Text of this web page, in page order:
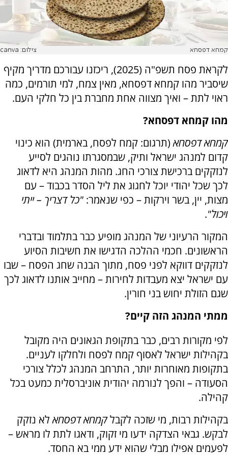
קמחא דפסחא צילום: canva
לקראת פסח תשפ"ה (2025), ריכזנו עבורכם מדריך מקיף
שיסביר מהו קמחא דפסחא, מאין צמח, למי תורמים, כמה
ראוי לתת – ואיך מצווה אחת מחברת בין כל חלקי העם.
מהו קמחא דפסחא?
קמחא דפסחא(תרגום: קמח לפסח, בארמית) הוא כינוי
קדום למנהג ישראל ותיק, שבמסגרתו נוהגים לסייע
לנזקקים ברכישת צורכי החג. מהות המנהג היא לדאוג
לכך שכל יהודי יוכל לחגוג את ליל הסדר בכבוד – עם
מצות, יין, בשר וירקות – כפי שנאמר: "כל דצריך – ייתי
ויכול".
המקור הרעיוני של המנהג מופיע כבר בתלמוד ובדברי
הראשונים. חכמי ההלכה הדגישו את חשיבות הסיוע
לנזקקים דווקא לפני פסח, מתוך הבנה שחג הפסח – שבו
עם ישראל יצא מעבדות לחירות – מחייב אותנו לדאוג לכך
שגם הזולת יחוש בני חורין.
ממתי המנהג הזה קיים?
לפי מקורות רבים, כבר בתקופת הגאונים היה מקובל
בקהילות ישראל לאסוף קמח לפסח ולחלקו לעניים.
בתקופות מאוחרות יותר, התרחב המנהג לכלל צורכי
הסעודה – והפך לנורמה יהודית אוניברסלית כמעט בכל
קהילה.
בקהילות רבות, מי שזכה לקבלקמחא דפסחאלא נזקק
לבקש. גבאי הצדקה ידעו מי זקוק, ודאגו לתת לו מראש –
לפעמים אפילו מבלי שהוא ידע ממי בא החסד.